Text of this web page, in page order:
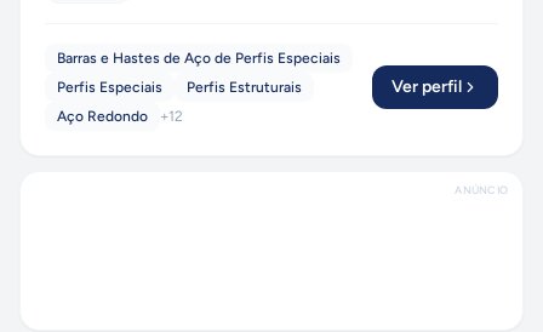
Barras e Hastes de Aço de Perfis Especiais
Perfis Especiais
Perfis Estruturais
Aço Redondo
+12
Ver perfil
ANÚNCIO